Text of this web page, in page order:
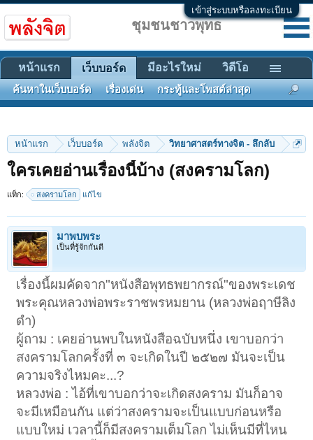
เข้าสู่ระบบหรือลงทะเบียน
หน้าแรก เว็บบอร์ด พลังจิต วิทยาศาสตร์ทางจิต - ลึกลับ
ใครเคยอ่านเรื่องนี้บ้าง (สงครามโลก)
แท็ก: สงครามโลก แก้ไข
มาพบพระ
เป็นที่รู้จักกันดี
เรื่องนี้ผมคัดจาก"หนังสือพุทธพยากรณ์"ของพระเดช
พระคุณหลวงพ่อพระราชพรหมยาน (หลวงพ่อฤาษีลิง
ดำ)
ผู้ถาม : เคยอ่านพบในหนังสือฉบับหนึ่ง เขาบอกว่า
สงครามโลกครั้งที่ ๓ จะเกิดในปี ๒๕๒๗ มันจะเป็น
ความจริงไหมคะ...?
หลวงพ่อ : ไอ้ที่เขาบอกว่าจะเกิดสงคราม มันก็อาจ
จะมีเหมือนกัน แต่ว่าสงครามจะเป็นแบบก่อนหรือ
แบบใหม่ เวลานี้ก็มีสงครามเต็มโลก ไม่เห็นมีที่ไหน
ชุมชนชาวพุทธ
หน้าแรก เว็บบอร์ด
ค้นหาในเว็บบอร์ด เรื่องเด่น กระทู้และโพสต์ล่าสุด
มีอะไรใหม่ วิดีโอ